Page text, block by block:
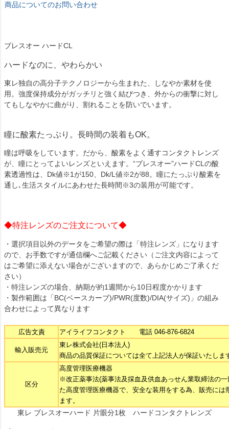
商品についてのお問い合わせ
ブレスオー ハードCL
ハードなのに、やわらかい
東レ独自の高分子テクノロジーから生まれた、しなやか素材を使
用。強度保持成分がガッチリと強く結びつき、外からの衝撃に対し
てもしなやかに曲がり、割れることを防いでいます。
瞳に酸素たっぷり。長時間の装着もOK。
瞳は呼吸をしています。だから、酸素をよく通すコンタクトレンズ
が、瞳にとってよいレンズといえます。“ブレスオー”ハードCLの酸
素透過性は、Dk値※1が150、Dk/L値※2が88。瞳にたっぷり酸素を
通し､生活スタイルにあわせた長時間※3の装用が可能です。
◆特注レンズのご注文について◆
・選択項目以外のデータをご希望の際は「特注レンズ」になります
ので、お手数ですが通信欄へご記載ください（ご注文内容によって
はご希望に添えない場合がございますので、あらかじめご了承くだ
さい）
・特注レンズの場合、納期が約1週間から10日程度かかります
・製作範囲は「BC(ベースカーブ)/PWR(度数)/DIA(サイズ)」の組み
合わせによって異なります
広告文責 アイライフコンタクト 電話 046-876-6824
輸入販売元
東レ株式会社(日本法人)
商品の品質保証については全て上記法人が保証いたしま
区分
高度管理医療機器
※改正薬事法(薬事法及採血及供血あっせん業取締法の
た高度管理医療機器で、安全な装用をする為、販売に
ます。
東レ ブレスオーハード 片眼分1枚 ハードコンタクトレンズ